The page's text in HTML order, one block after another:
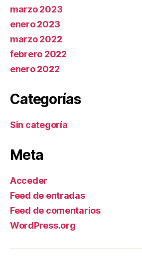
marzo 2023
enero 2023
marzo 2022
febrero 2022
enero 2022
Categorías
Sin categoría
Meta
Acceder
Feed de entradas
Feed de comentarios
WordPress.org